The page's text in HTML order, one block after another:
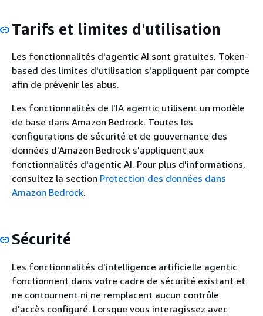
Tarifs et limites d'utilisation
Les fonctionnalités d'agentic AI sont gratuites. Token-
based des limites d'utilisation s'appliquent par compte
afin de prévenir les abus.
Les fonctionnalités de l'IA agentic utilisent un modèle
de base dans Amazon Bedrock. Toutes les
configurations de sécurité et de gouvernance des
données d'Amazon Bedrock s'appliquent aux
fonctionnalités d'agentic AI. Pour plus d'informations,
consultez la section Protection des données dans
Amazon Bedrock.
Sécurité
Les fonctionnalités d'intelligence artificielle agentic
fonctionnent dans votre cadre de sécurité existant et
ne contournent ni ne remplacent aucun contrôle
d'accès configuré. Lorsque vous interagissez avec